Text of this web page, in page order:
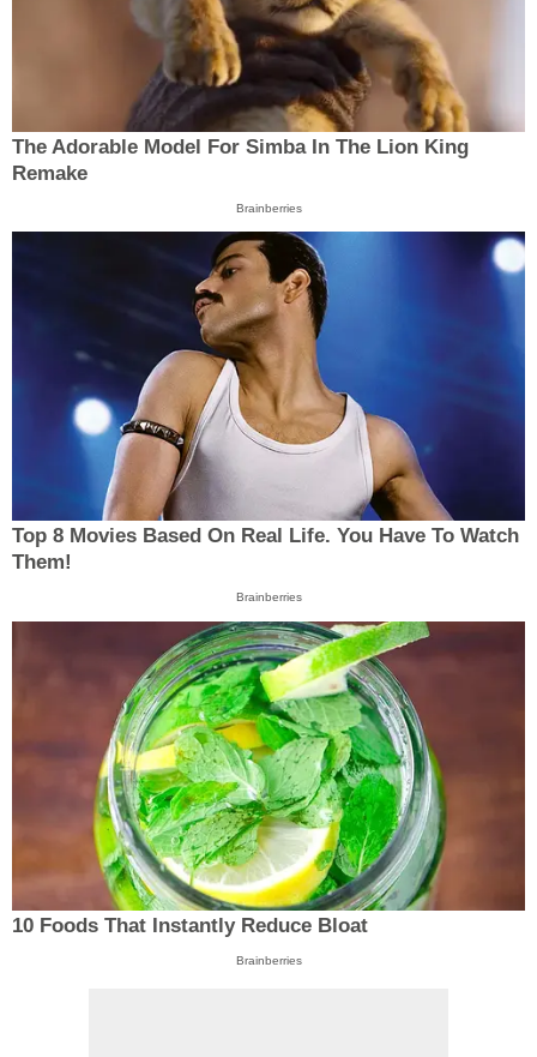
The Adorable Model For Simba In The Lion King
Remake
Brainberries
Top 8 Movies Based On Real Life. You Have To Watch
Them!
Brainberries
10 Foods That Instantly Reduce Bloat
Brainberries